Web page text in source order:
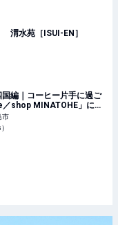
渭水苑［ISUI-EN］
編｜コーヒー片手に過ご
shop MINATOHE」に現
の風景(1/2)｜ウォーカー
市